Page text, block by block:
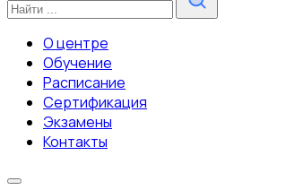
О центре
Обучение
Расписание
Сертификация
Экзамены
Контакты